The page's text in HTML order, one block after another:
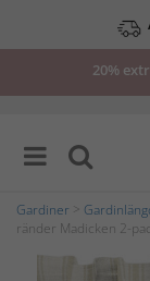
20%
Gardiner
ränder Madicken 2-